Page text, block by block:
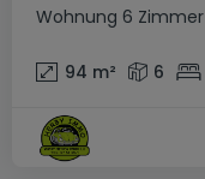
Wohnung 6 Zimmer
94 m² 6